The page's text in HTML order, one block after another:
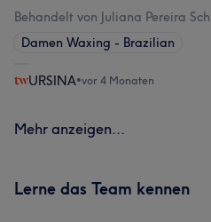
Behandelt von Juliana Pereira
Damen Waxing - Brazilian
URSINA•vor 4 Monaten
Mehr anzeigen...
Lerne das Team kennen